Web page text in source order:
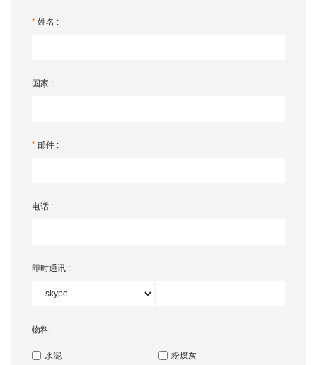
* 姓名 :
国家 :
* 邮件 :
电话 :
即时通讯 :
物料 :
水泥 粉煤灰